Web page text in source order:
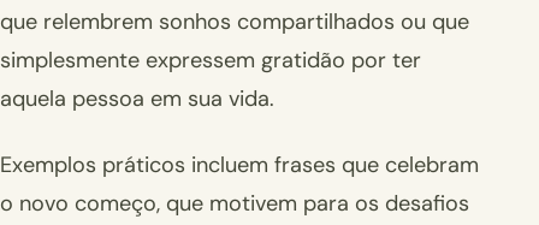
que relembrem sonhos compartilhados ou que
simplesmente expressem gratidão por ter
aquela pessoa em sua vida.
Exemplos práticos incluem frases que celebram
o novo começo, que motivem para os desafios